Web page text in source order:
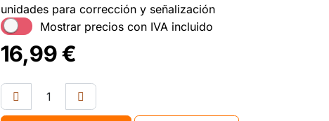
unidades para corrección y señalización
Mostrar precios con IVA incluido
16,99€